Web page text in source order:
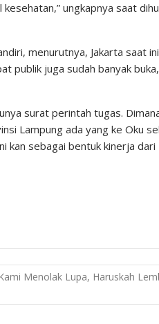
ungkapnya saat
menurutnya, Jakarta saat
publik juga sudah banyak
surat perintah tugas.
Lampung ada yang ke Oku
kan sebagai bentuk kinerja dari
Kami Menolak Lupa, Haruskah